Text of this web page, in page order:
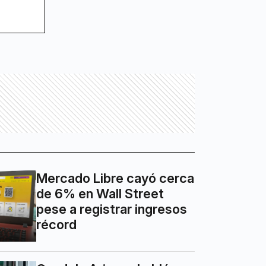
Mercado Libre cayó cerca
de 6% en Wall Street
pese a registrar ingresos
récord